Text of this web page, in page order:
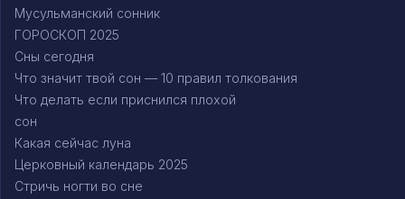
Мусульманский сонник
ГОРОСКОП 2025
Сны сегодня
Что значит твой сон — 10 правил толкования
Что делать если приснился плохой
сон
Какая сейчас луна
Церковный календарь 2025
Стричь ногти во сне